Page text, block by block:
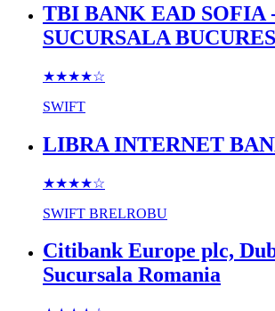
TBI BANK EAD SOFIA
SUCURSALA
★★★★☆
SWIFT
LIBRA INTERNET
★★★★☆
SWIFT BRELROBU
Citibank Europe plc,
Sucursala Romania